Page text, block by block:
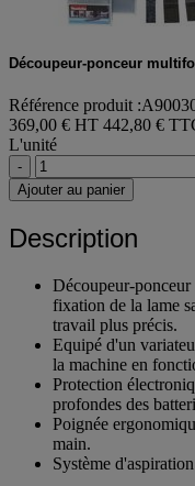
Découpeur-ponceur
Référence produit
369,00 € HT 442,80 €
L'unité
-
Ajouter au panier
Description
Découpeur-
fixation de la lame
travail plus précis.
Equipé d'un
la machine en
Protection
profondes des
Poignée
main.
Système